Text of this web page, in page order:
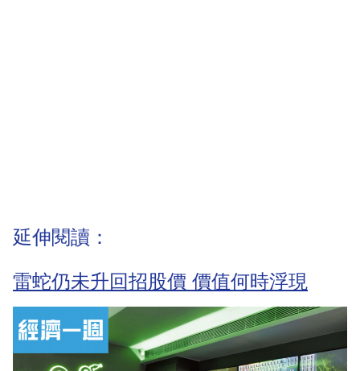
延伸閱讀：
雷蛇仍未升回招股價 價值何時浮現